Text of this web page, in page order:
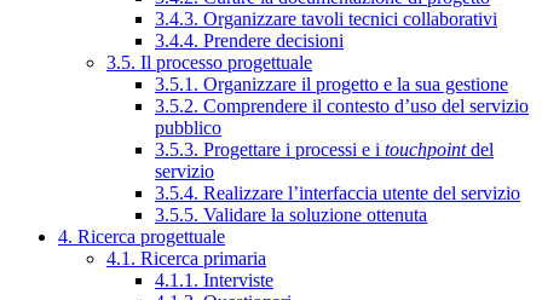
3.4.3. Organizzare tavoli tecnici collaborativi
3.4.4. Prendere decisioni
3.5. Il processo progettuale
3.5.1. Organizzare il progetto e la sua gestione
3.5.2. Comprendere il contesto d’uso del servizio
pubblico
3.5.3. Progettare i processi e i touchpointdel
servizio
3.5.4. Realizzare l’interfaccia utente del servizio
3.5.5. Validare la soluzione ottenuta
4. Ricerca progettuale
4.1. Ricerca primaria
4.1.1. Interviste